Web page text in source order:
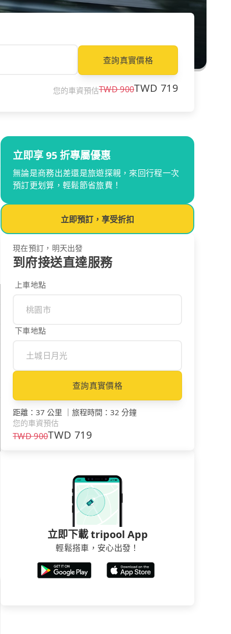
查詢真實價格
您的車資預估TWD900TWD 719
立即享 95 折專屬優惠
無論是商務出差還是旅遊探親，來回行程一次
預訂更划算，輕鬆節省旅費！
立即預訂，享受折扣
現在預訂，明天出發
到府接送直達服務
上車地點
下車地點
查詢真實價格
距離 ： 37 公里 ｜ 旅程時間 ： 32 分鐘
您的車資預估
TWD900TWD 719
立即下載 tripool App
輕鬆搭車，安心出發！